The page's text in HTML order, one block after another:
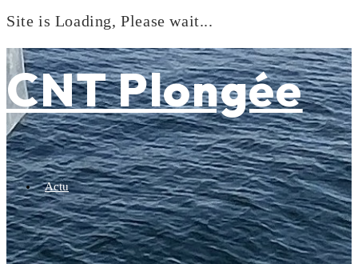
Site is Loading, Please wait...
to
content
CNT Plongée
Actu